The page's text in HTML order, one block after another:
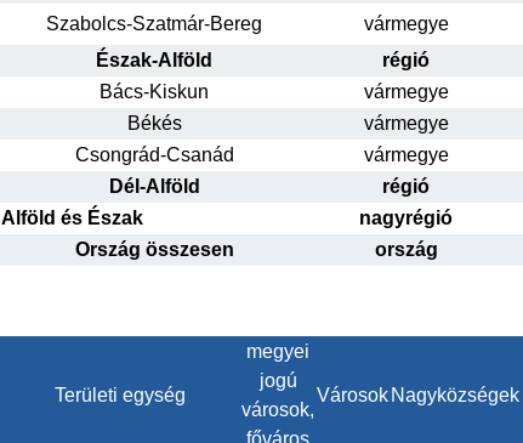
Szabolcs-Szatmár-Bereg vármegye
Észak-Alföld
régió
Bács-Kiskun
vármegye
Békés
vármegye
Csongrád-Csanád
vármegye
Dél-Alföld
régió
Alföld és Észak
nagyrégió
Ország összesen
ország
Területi egység
megyei
jogú
városok,
főváros
Városok Nagyközségek